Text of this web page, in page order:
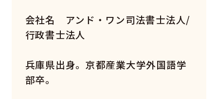
会社名 アンド・ワン司法書士法人/
行政書士法人
兵庫県出身。京都産業大学外国語学
部卒。